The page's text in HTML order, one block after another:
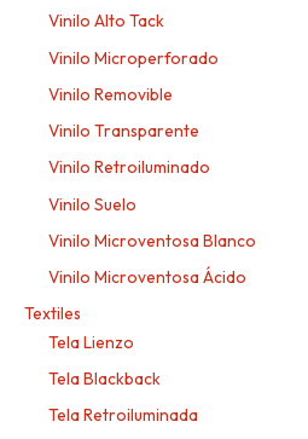
Vinilo Alto Tack
Vinilo Microperforado
Vinilo Removible
Vinilo Transparente
Vinilo Retroiluminado
Vinilo Suelo
Vinilo Microventosa Blanco
Vinilo Microventosa Ácido
Textiles
Tela Lienzo
Tela Blackback
Tela Retroiluminada